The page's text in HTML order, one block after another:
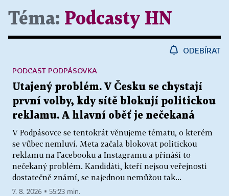
Téma: Podcasty HN
ODEBÍRAT
Utajený problém. V Česku se chystají
první volby, kdy sítě blokují politickou
reklamu. A hlavní oběť je nečekaná
V Podpásovce se tentokrát věnujeme tématu, o kterém
se vůbec nemluví. Meta začala blokovat politickou
reklamu na Facebooku a Instagramu a přináší to
nečekaný problém. Kandidáti, kteří nejsou veřejnosti
dostatečně známí, se najednou nemůžou tak...
PODCAST PODPÁSOVKA
7. 8. 2026 ▪ 55:23 min.